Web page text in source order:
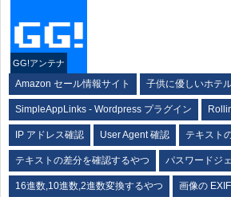
GG!アンテナ
Amazon セール情報サイト 子供に優しいホテ
SimpleAppLinks - Wordpress プラグイン
IP アドレス確認 User Agent 確認 テキスト
テキストの差分を確認するやつ パスワードジ
16進数,10進数,2進数変換するやつ 画像の